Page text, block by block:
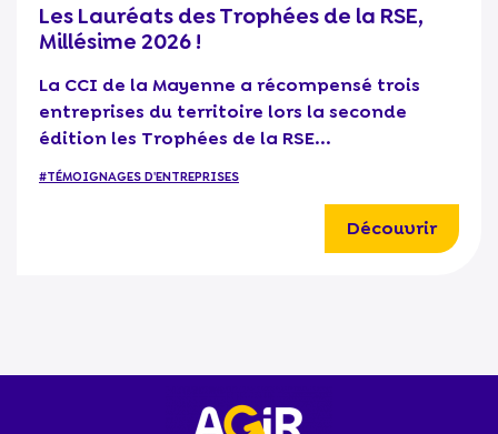
Les Lauréats des Trophées de la RSE,
Millésime 2026 !
La CCI de la Mayenne a récompensé trois
entreprises du territoire lors la seconde
édition les Trophées de la RSE...
#TÉMOIGNAGES D'ENTREPRISES
Découvrir